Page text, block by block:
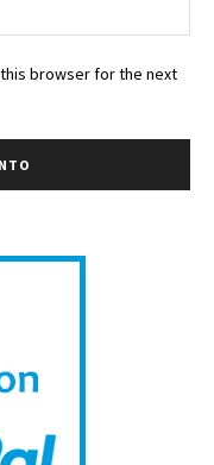
browser for the next